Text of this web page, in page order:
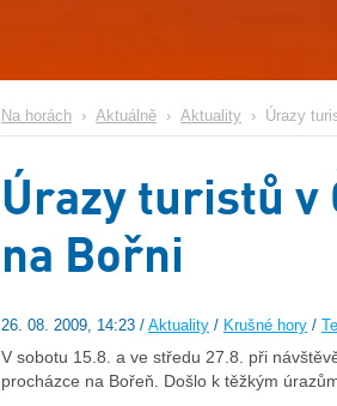
Na horách › Aktuálně › Aktuality › Úrazy
Úrazy turistů v
na Bořni
26. 08. 2009, 14:23 / Aktuality / Krušné hory /
V sobotu 15.8. a ve středu 27.8. při
procházce na Bořeň. Došlo k těžkým